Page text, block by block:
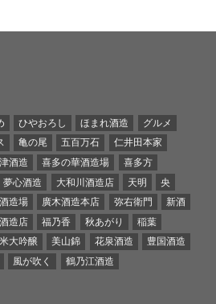
ひやおろし ほまれ酒造
グルメ
亀の尾 五百万石
仁井田本家
酒造 喜多の華酒造場
喜多方
夢心酒造 大和川酒造店 天明
央
造場 廣木酒造本店 弥右衛門
新酒
造店 福乃香 秋あがり
稲葉
大吟醸 美山錦 花泉酒造
豊国酒造
風が吹く 鶴乃江酒造